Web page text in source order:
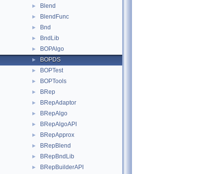
► Blend
► BlendFunc
► Bnd
► BndLib
► BOPAlgo
► BOPDS
► BOPTest
► BOPTools
► BRep
► BRepAdaptor
► BRepAlgo
► BRepAlgoAPI
► BRepApprox
► BRepBlend
► BRepBndLib
► BRepBuilderAPI